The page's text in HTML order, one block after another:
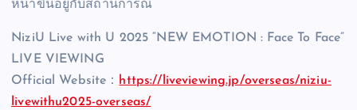
หน้าขึ้นอยู่กับสถานการณ์
NiziU Live with U 2025 “NEW EMOTION : Face To Face”
LIVE VIEWING
Official Website： https://liveviewing.jp/overseas/niziu-
livewithu2025-overseas/